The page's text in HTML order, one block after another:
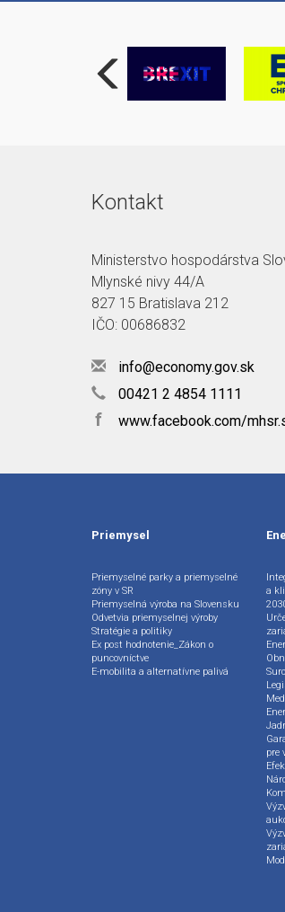
Kontakt
Ministerstvo hospodárstva
Mlynské nivy 44/A
827 15 Bratislava 212
IČO: 00686832
info@economy.gov.sk
00421 2 4854 1111
f www.facebook.com/
Priemysel
Priemyselné parky a priemyselné
zóny v SR
Priemyselná výroba na Slovensku
Odvetvia priemyselnej výroby
Stratégie a politiky
Ex post hodnotenie_Zákon o
puncovníctve
E-mobilita a alternatívne palivá
a
pre